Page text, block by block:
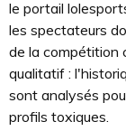
le portail
les spectateurs
de la compétition
qualitatif :
sont analysés
profils toxiques.